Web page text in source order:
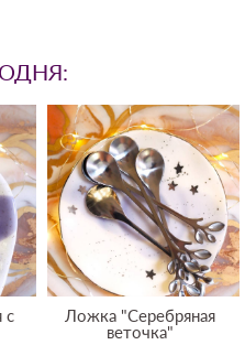
с
Ложка "Серебряная
веточка"